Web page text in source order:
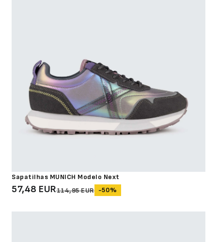
Sapatilhas MUNICH Modelo Next
57,48 EUR114,95 EUR -50%